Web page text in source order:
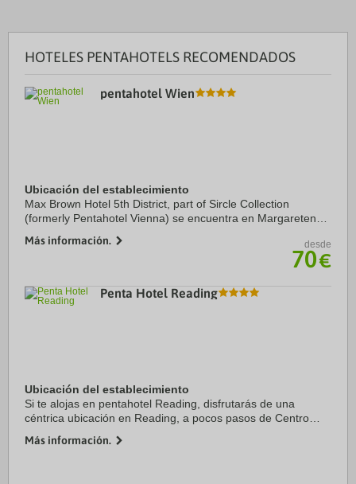
HOTELES PENTAHOTELS RECOMENDADOS
pentahotel Wien
Ubicación del establecimiento
Max Brown Hotel 5th District, part of Sircle Collection
(formerly Pentahotel Vienna) se encuentra en Margareten
Stadbahn Station y Ópera de Viena. ...
Más información. desde
70€
Penta Hotel Reading
Ubicación del establecimiento
Si te alojas en pentahotel Reading, disfrutarás de una
céntrica ubicación en Reading, a pocos pasos de Centro
Además, este hotel para familias se ...
Más información.